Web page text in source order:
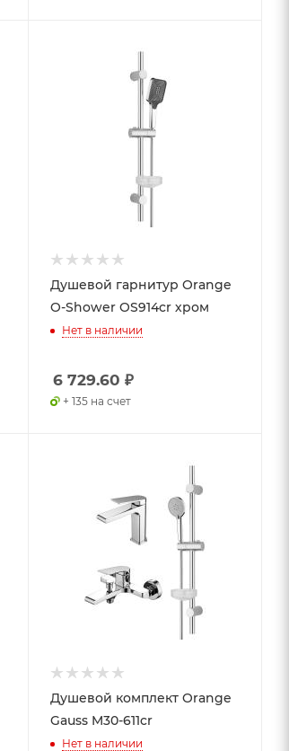
Душевой гарнитур Orange
O-Shower OS914cr хром
Нет в наличии
6 729.60 ₽
+ 135 на счет
Душевой комплект Orange
Gauss M30-611cr
Нет в наличии